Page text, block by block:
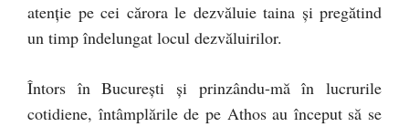
atenţie pe cei cărora le dezvăluie taina şi pregătind
un timp îndelungat locul dezvăluirilor.
Întors în Bucureşti şi prinzându-mă în lucrurile
cotidiene, întâmplările de pe Athos au început să se